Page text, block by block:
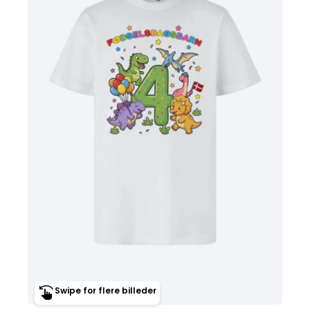
Swipe for flere billeder